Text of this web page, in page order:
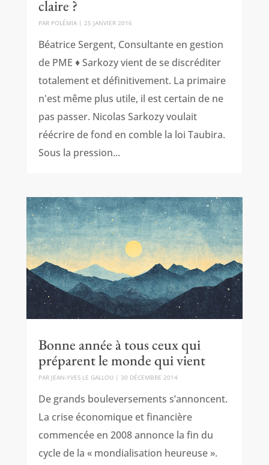
claire ?
PAR POLÉMIA| 25 JANVIER 2016
Béatrice Sergent, Consultante en gestion
de PME ♦ Sarkozy vient de se discréditer
totalement et définitivement. La primaire
n'est même plus utile, il est certain de ne
pas passer. Nicolas Sarkozy voulait
réécrire de fond en comble la loi Taubira.
Sous la pression...
Bonne année à tous ceux qui
préparent le monde qui vient
PAR JEAN-YVES LE GALLOU| 30 DÉCEMBRE 2014
De grands bouleversements s’annoncent.
La crise économique et financière
commencée en 2008 annonce la fin du
cycle de la « mondialisation heureuse ».